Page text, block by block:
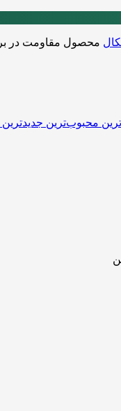
محصول مقاومت در
محبوب‌ترین جدیدترین